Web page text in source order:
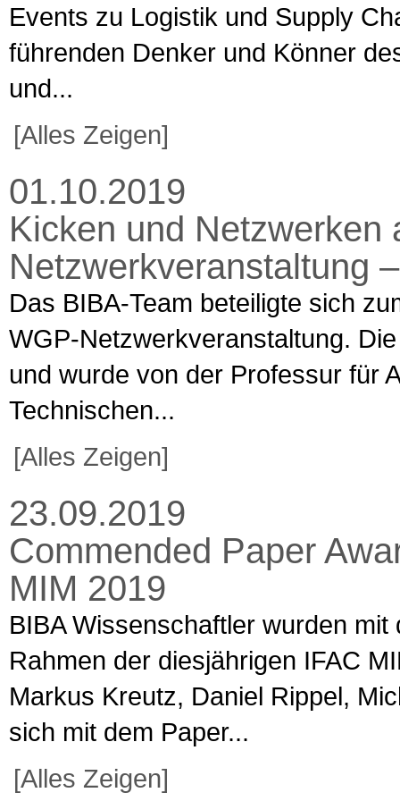
Events zu Logistik und Supply
führenden Denker und Könner
und...
[Alles Zeigen]
01.10.2019
Kicken und Netzwerken
Netzwerkveranstaltung
Das BIBA-Team beteiligte sich
WGP-Netzwerkveranstaltung.
und wurde von der Professur für
Technischen...
[Alles Zeigen]
23.09.2019
Commended Paper
MIM 2019
BIBA Wissenschaftler wurden
Rahmen der diesjährigen IFAC
Markus Kreutz, Daniel Rippel,
sich mit dem Paper...
[Alles Zeigen]